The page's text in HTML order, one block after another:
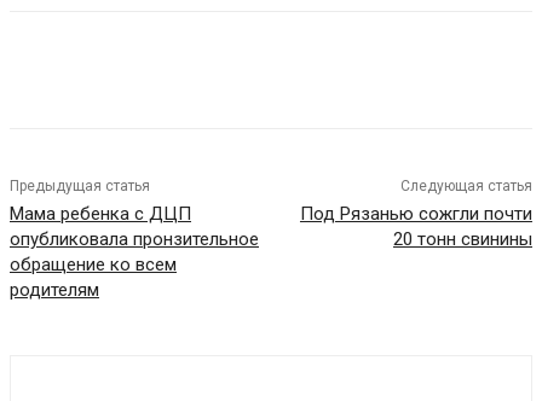
Предыдущая статья
Мама ребенка с ДЦП
опубликовала пронзительное
обращение ко всем
родителям
Следующая статья
Под Рязанью сожгли почти
20 тонн свинины